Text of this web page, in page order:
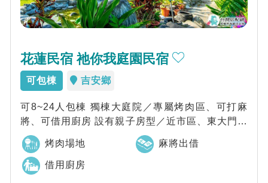
花蓮民宿 祂你我庭園民宿
可包棟 吉安鄉
可8~24人包棟 獨棟大庭院／專屬烤肉區、可打麻
將、可借用廚房 設有親子房型／近市區、東大門夜
市
烤肉場地 麻將出借
借用廚房